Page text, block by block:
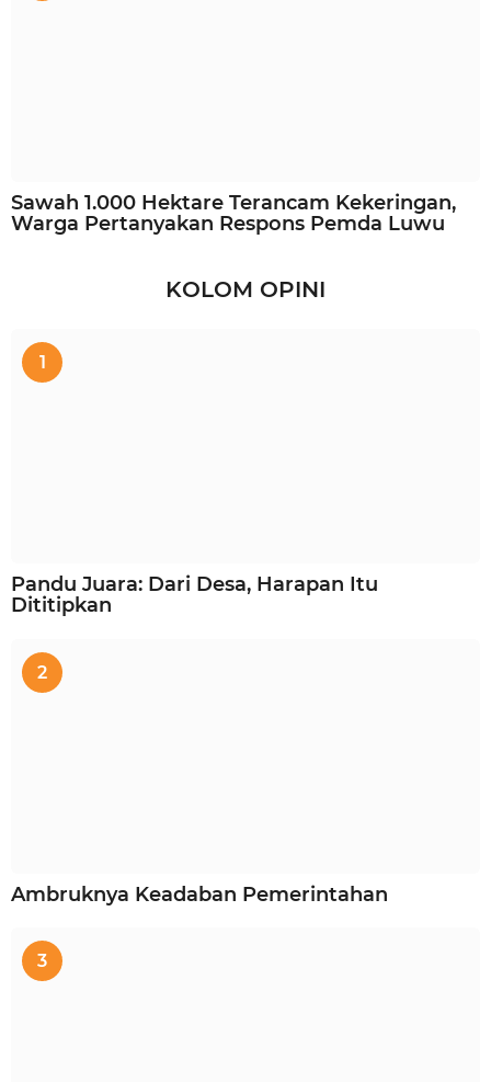
Sawah 1.000 Hektare Terancam Kekeringan,
Warga Pertanyakan Respons Pemda Luwu
KOLOM OPINI
1
Pandu Juara: Dari Desa, Harapan Itu
Dititipkan
2
Ambruknya Keadaban Pemerintahan
3